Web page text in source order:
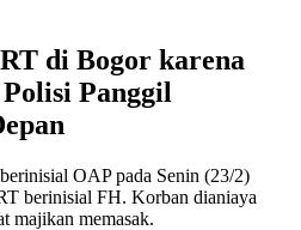
di Bogor karena
Panggil
OAP pada Senin (23/2)
berinisial FH. Korban dianiaya
majikan memasak.